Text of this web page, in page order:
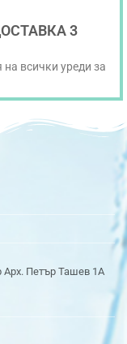
3
всички уреди за
Арх. Петър Ташев 1А